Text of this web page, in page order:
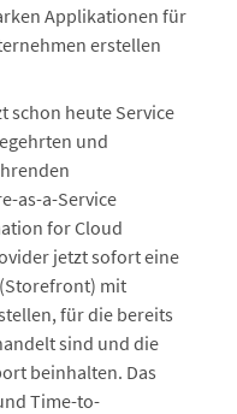
Applikationen für
erstellen
schon heute Service
und
as-a-Service
for Cloud
jetzt sofort eine
mit
für die bereits
sind und die
beinhalten. Das
Time-to-